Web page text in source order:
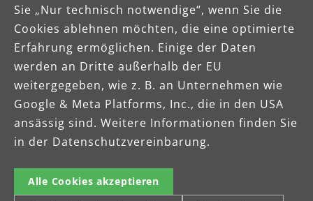
Sie „Nur technisch notwendige“, wenn Sie die
Cookies ablehnen möchten, die eine optimierte
Erfahrung ermöglichen. Einige der Daten
werden an Dritte außerhalb der EU
weitergegeben, wie z. B. an Unternehmen wie
Google & Meta Platforms, Inc., die in den USA
ansässig sind. Weitere Informationen finden Sie
in der Datenschutzvereinbarung.
Alle Cookies akzeptieren